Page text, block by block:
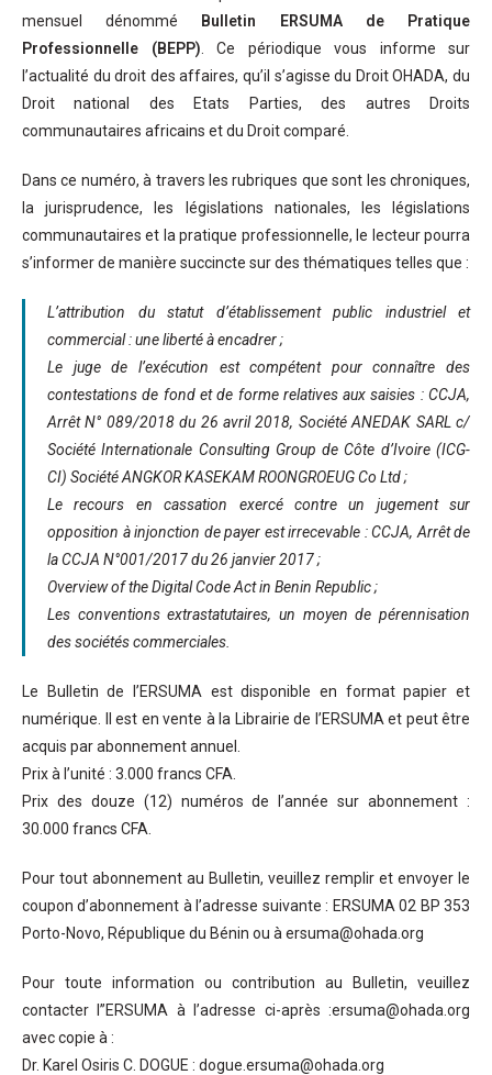
mensuel dénommé Bulletin ERSUMA de Pratique
Professionnelle (BEPP) . Ce périodique vous informe sur
l’actualité du droit des affaires, qu’il s’agisse du Droit OHADA, du
Droit national des Etats Parties, des autres Droits
communautaires africains et du Droit comparé.
Dans ce numéro, à travers les rubriques que sont les chroniques,
la jurisprudence, les législations nationales, les législations
communautaires et la pratique professionnelle, le lecteur pourra
s’informer de manière succincte sur des thématiques telles que :
L’attribution du statut d’établissement public industriel et
commercial : une liberté à encadrer ;
Le juge de l’exécution est compétent pour connaître des
contestations de fond et de forme relatives aux saisies : CCJA,
Arrêt N° 089/2018 du 26 avril 2018, Société ANEDAK SARL c/
Société Internationale Consulting Group de Côte d’Ivoire (ICG-
CI) Société ANGKOR KASEKAM ROONGROEUG Co Ltd ;
Le recours en cassation exercé contre un jugement sur
opposition à injonction de payer est irrecevable : CCJA, Arrêt de
la CCJA N°001/2017 du 26 janvier 2017 ;
Overview of the Digital Code Act in Benin Republic ;
Les conventions extrastatutaires, un moyen de pérennisation
des sociétés commerciales.
Le Bulletin de l’ERSUMA est disponible en format papier et
numérique. Il est en vente à la Librairie de l’ERSUMA et peut être
acquis par abonnement annuel.
Prix à l’unité : 3.000 francs CFA.
Prix des douze (12) numéros de l’année sur abonnement :
30.000 francs CFA.
Pour tout abonnement au Bulletin, veuillez remplir et envoyer le
coupon d’abonnement à l’adresse suivante : ERSUMA 02 BP 353
Porto-Novo, République du Bénin ou à ersuma@ohada.org
Pour toute information ou contribution au Bulletin, veuillez
contacter l’’ERSUMA à l’adresse ci-après :ersuma@ohada.org
avec copie à :
Dr. Karel Osiris C. DOGUE : dogue.ersuma@ohada.org